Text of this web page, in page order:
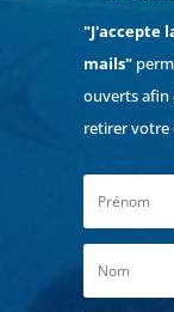
"J'accepte
mails"
ouverts afin
retirer